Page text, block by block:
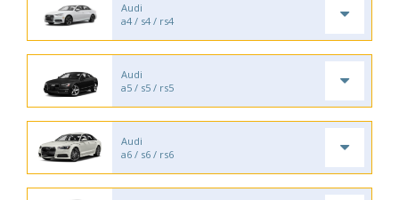
Audi
a4 / s4 / rs4
Audi
a5 / s5 / rs5
Audi
a6 / s6 / rs6